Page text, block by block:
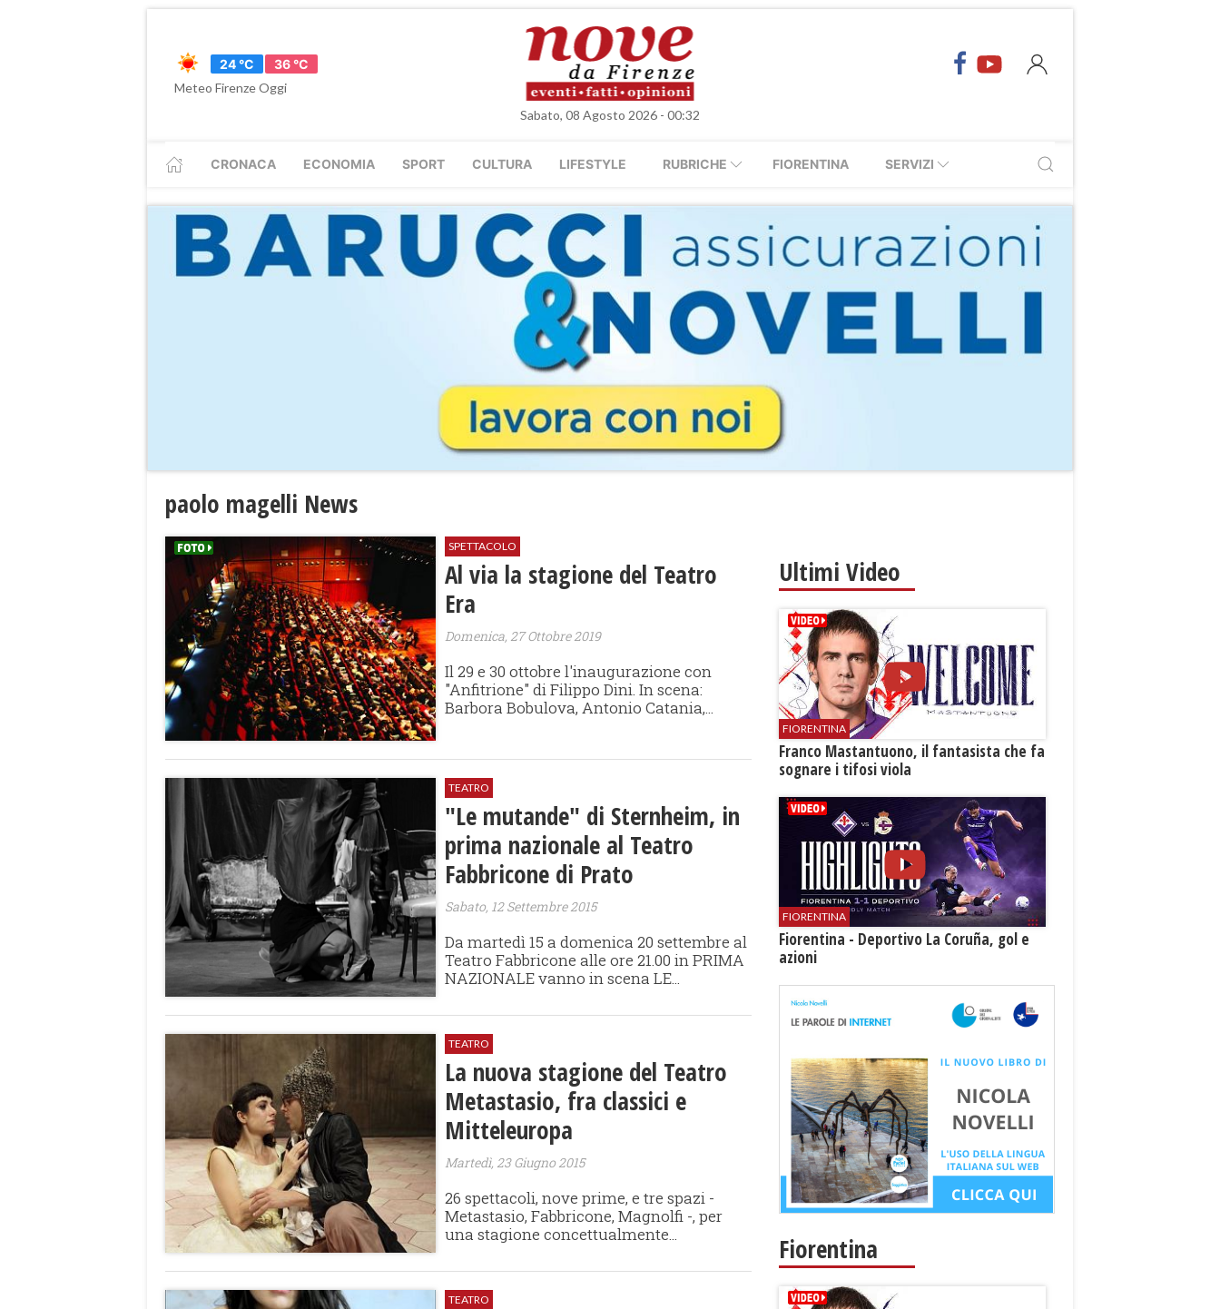
24 °C
36 °C
Meteo Firenze Oggi
Sabato, 08 Agosto 2026 - 00:32
CRONACA ECONOMIA SPORT CULTURA LIFESTYLE RUBRICHE FIORENTINA SERVIZI
paolo magelli News
SPETTACOLO
Al via la stagione del Teatro
Era
Domenica, 27 Ottobre 2019
Il 29 e 30 ottobre l'inaugurazione con
"Anfitrione" di Filippo Dini. In scena:
Barbora Bobulova, Antonio Catania,...
TEATRO
"Le mutande" di Sternheim, in
prima nazionale al Teatro
Fabbricone di Prato
Sabato, 12 Settembre 2015
Da martedì 15 a domenica 20 settembre al
Teatro Fabbricone alle ore 21.00 in PRIMA
NAZIONALE vanno in scena LE...
TEATRO
La nuova stagione del Teatro
Metastasio, fra classici e
Mitteleuropa
Martedì, 23 Giugno 2015
26 spettacoli, nove prime, e tre spazi -
Metastasio, Fabbricone, Magnolfi -, per
una stagione concettualmente...
TEATRO
Ultimi Video
FIORENTINA
Franco Mastantuono, il fantasista che fa
sognare i tifosi viola
FIORENTINA
Fiorentina - Deportivo La Coruña, gol e
azioni
Fiorentina